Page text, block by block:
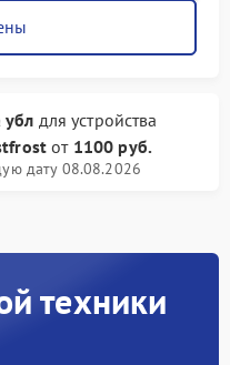
убл для устройства
от 1100 руб.
дату 08.08.2026
техники